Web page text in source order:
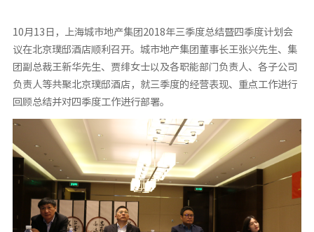
10月13日，上海城市地产集团2018年三季度总结暨四季度计划会
议在北京璞邸酒店顺利召开。城市地产集团董事长王张兴先生、集
团副总裁王新华先生、贾绯女士以及各职能部门负责人、各子公司
负责人等共聚北京璞邸酒店，就三季度的经营表现、重点工作进行
回顾总结并对四季度工作进行部署。